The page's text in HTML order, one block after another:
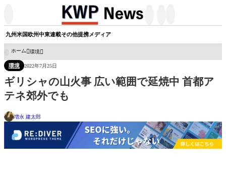
九州米国欧州中東連載その他提携メディア
ホーム 環境
環境 2022年7月25日
ギリシャの山火事 広い範囲で延焼中 首都ア
テネ郊外でも
増永 建太郎